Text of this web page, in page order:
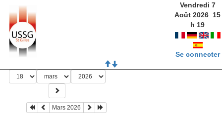
Vendredi 7
Août 2026 15
h 19
Se connecter
Mars 2026